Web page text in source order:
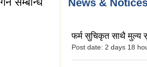
News &
फर्म सुचिकृत साथै मुल्य
Post date: 2 days 18